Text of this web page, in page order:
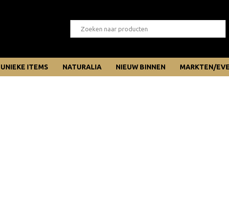
UNIEKE ITEMS NATURALIA NIEUW BINNEN MARKTEN/